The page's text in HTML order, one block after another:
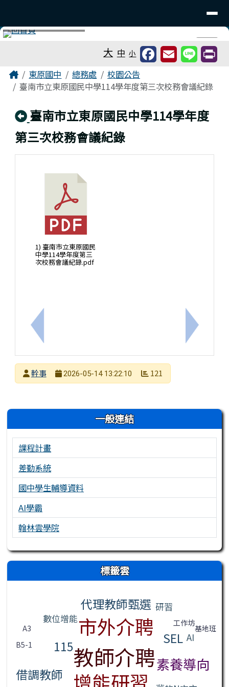
⏸
大 中 小
主內容區域
Home東原國中 總務處
校園公告
臺南市立東原國民中學114學年度第三次校務會議紀錄
回上頁
臺南市立東原國民中學114學年度
第三次校務會議紀錄
上一筆：性騷擾防治宣導
1) 臺南市立東原國民
中學114學年度第三
次校務會議紀錄.pdf
下一筆：
發布者
幹事
2026-05-14 13:22:10 121
左邊區域內容 一般連結
課程計畫
差勤系統
國中學生輔導資料
AI學霸
翰林雲學院
右邊區域內容 標籤雲
代理教師甄選 研習
數位增能市外介聘
A3
工作坊
B5-1 115 SEL AI
基地班
教師介聘素養導向
借調教師
頁尾區域